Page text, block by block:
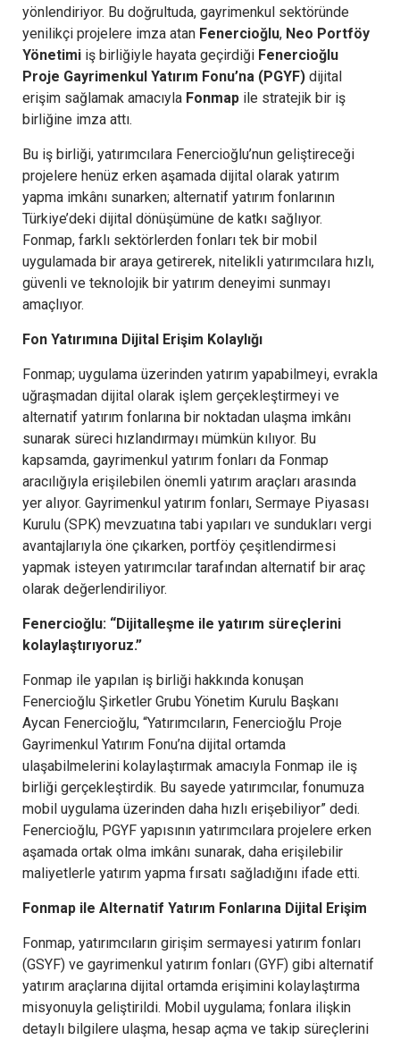
yönlendiriyor. Bu doğrultuda, gayrimenkul sektöründe
yenilikçi projelere imza atan Fenercioğlu, Neo Portföy
Yönetimi iş birliğiyle hayata geçirdiği Fenercioğlu
Proje Gayrimenkul Yatırım Fonu’na (PGYF) dijital
erişim sağlamak amacıyla Fonmap ile stratejik bir iş
birliğine imza attı.
Bu iş birliği, yatırımcılara Fenercioğlu’nun geliştireceği
projelere henüz erken aşamada dijital olarak yatırım
yapma imkânı sunarken; alternatif yatırım fonlarının
Türkiye’deki dijital dönüşümüne de katkı sağlıyor.
Fonmap, farklı sektörlerden fonları tek bir mobil
uygulamada bir araya getirerek, nitelikli yatırımcılara hızlı,
güvenli ve teknolojik bir yatırım deneyimi sunmayı
amaçlıyor.
Fon Yatırımına Dijital Erişim Kolaylığı
Fonmap; uygulama üzerinden yatırım yapabilmeyi, evrakla
uğraşmadan dijital olarak işlem gerçekleştirmeyi ve
alternatif yatırım fonlarına bir noktadan ulaşma imkânı
sunarak süreci hızlandırmayı mümkün kılıyor. Bu
kapsamda, gayrimenkul yatırım fonları da Fonmap
aracılığıyla erişilebilen önemli yatırım araçları arasında
yer alıyor. Gayrimenkul yatırım fonları, Sermaye Piyasası
Kurulu (SPK) mevzuatına tabi yapıları ve sundukları vergi
avantajlarıyla öne çıkarken, portföy çeşitlendirmesi
yapmak isteyen yatırımcılar tarafından alternatif bir araç
olarak değerlendiriliyor.
Fenercioğlu: “Dijitalleşme ile yatırım süreçlerini
kolaylaştırıyoruz.”
Fonmap ile yapılan iş birliği hakkında konuşan
Fenercioğlu Şirketler Grubu Yönetim Kurulu Başkanı
Aycan Fenercioğlu, “Yatırımcıların, Fenercioğlu Proje
Gayrimenkul Yatırım Fonu’na dijital ortamda
ulaşabilmelerini kolaylaştırmak amacıyla Fonmap ile iş
birliği gerçekleştirdik. Bu sayede yatırımcılar, fonumuza
mobil uygulama üzerinden daha hızlı erişebiliyor” dedi.
Fenercioğlu, PGYF yapısının yatırımcılara projelere erken
aşamada ortak olma imkânı sunarak, daha erişilebilir
maliyetlerle yatırım yapma fırsatı sağladığını ifade etti.
Fonmap ile Alternatif Yatırım Fonlarına Dijital Erişim
Fonmap, yatırımcıların girişim sermayesi yatırım fonları
(GSYF) ve gayrimenkul yatırım fonları (GYF) gibi alternatif
yatırım araçlarına dijital ortamda erişimini kolaylaştırma
misyonuyla geliştirildi. Mobil uygulama; fonlara ilişkin
detaylı bilgilere ulaşma, hesap açma ve takip süreçlerini